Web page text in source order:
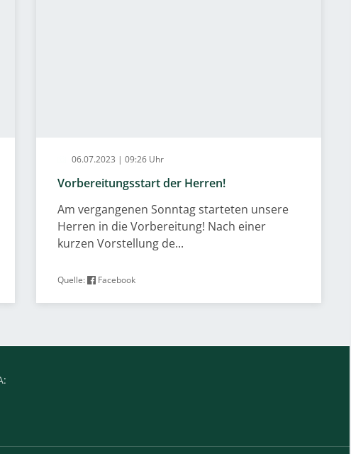
06.07.2023 | 09:26 Uhr
Vorbereitungsstart der Herren!
Am vergangenen Sonntag starteten unsere
Herren in die Vorbereitung! Nach einer
kurzen Vorstellung de...
Quelle: Facebook